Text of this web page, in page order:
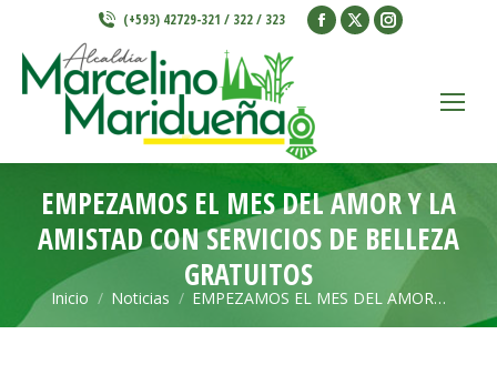
(+593) 42729-321 / 322 / 323
Facebook
window
X
window
Instagram
window
EMPEZAMOS EL MES DEL AMOR Y LA
AMISTAD CON SERVICIOS DE BELLEZA
GRATUITOS
Estás aquí:
Inicio Noticias EMPEZAMOS EL MES DEL AMOR…